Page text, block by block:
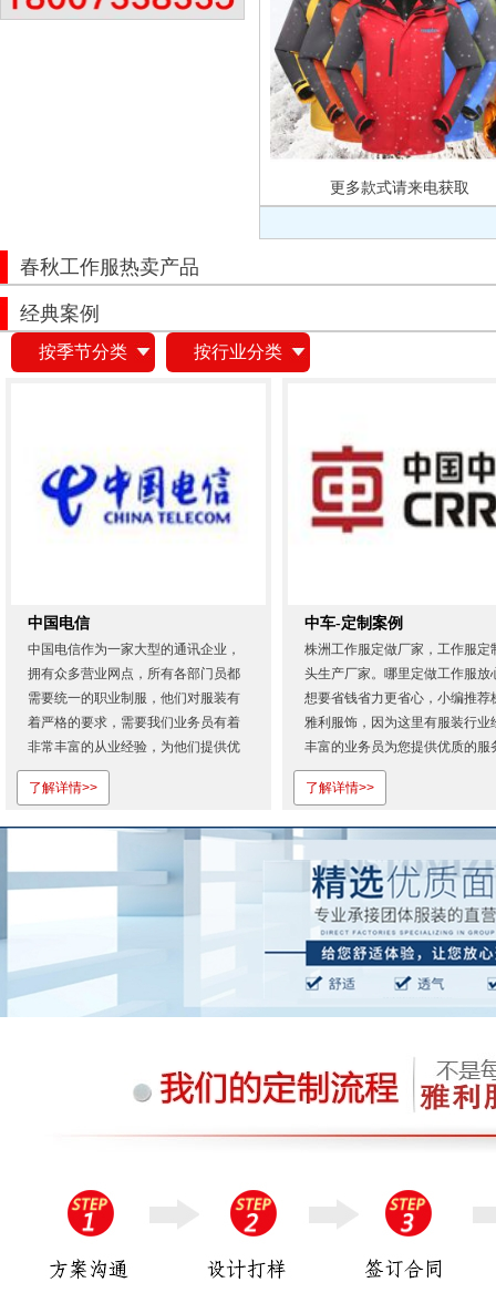
更多款式请来电获取
春秋工作服热卖产品
经典案例
按季节分类 按行业分类
中国电信
中国电信作为一家大型的通讯企业，
拥有众多营业网点，所有各部门员都
需要统一的职业制服，他们对服装有
着严格的要求，需要我们业务员有着
非常丰富的从业经验，为他们提供优
质的服务。从首次合作，我们就展现
出专业的服务态度和过硬的产品质
可才会一如既往地相信我们！株洲雅
利服饰有限公司是湖南省专业定做工
作...
了解详情>>
中车-定制案例
株洲工作服定做厂家，工作服定
头生产厂家。哪里定做工作服放
想要省钱省力更省心，小编推荐
雅利服饰，因为这里有服装行业
丰富的业务员为您提供优质的服
欢迎登录株洲雅利服饰有限公司
网...
了解详情>>